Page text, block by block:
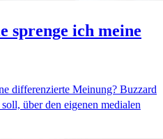
ich meine
differenzierte Meinung? Buzzard
über den eigenen medialen